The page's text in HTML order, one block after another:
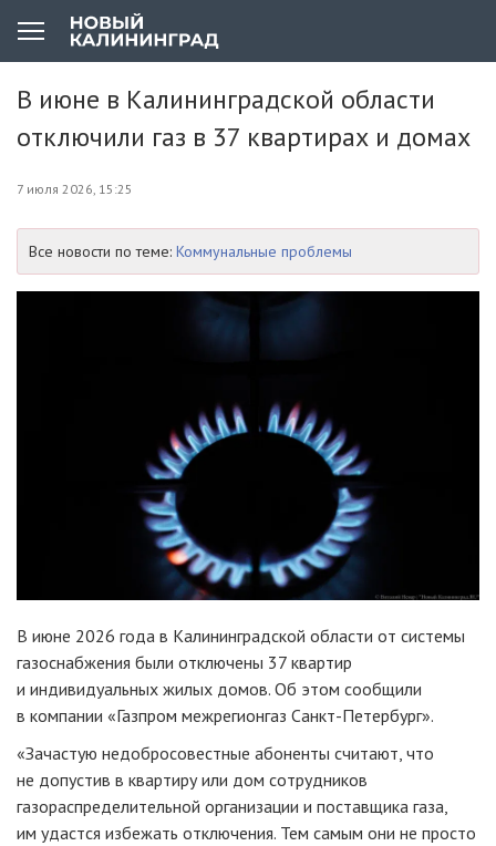
В июне в Калининградской области
отключили газ в 37 квартирах и домах
7 июля 2026, 15:25
Все новости по теме: Коммунальные проблемы
В июне 2026 года в Калининградской области от системы
газоснабжения были отключены 37 квартир
и индивидуальных жилых домов. Об этом сообщили
в компании «Газпром межрегионгаз Санкт-Петербург».
«Зачастую недобросовестные абоненты считают, что
не допустив в квартиру или дом сотрудников
газораспределительной организации и поставщика газа,
им удастся избежать отключения. Тем самым они не просто